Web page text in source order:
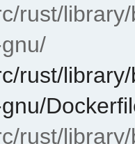
rust/
rust/
rust/